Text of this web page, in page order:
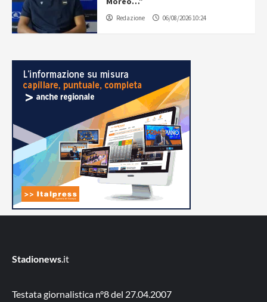
Redazione 06/08/2026 10:24
Stadionews.it
Testata giornalistica n°8 del 27.04.2007